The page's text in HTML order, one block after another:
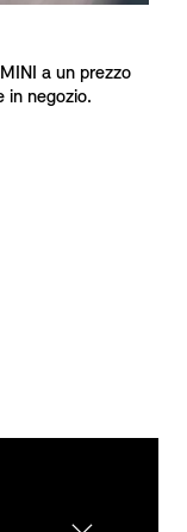
a un prezzo
in negozio.